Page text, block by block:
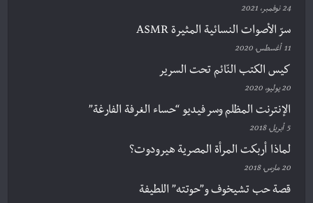
24 نوفمبر، 2021
سرّ الأصوات النسائية المثيرة ASMR
11 أغسطس، 2020
كيس الكتب النّائم تحت السرير
20 يوليو، 2020
الإنترنت المظلم وسر فيديو “حساء الغرفة الفارغة”
5 أبريل، 2018
لماذا أربكت المرأة المصرية هيرودوت؟
20 مارس، 2018
قصة حب تشيخوف و”حوتته” اللطيفة